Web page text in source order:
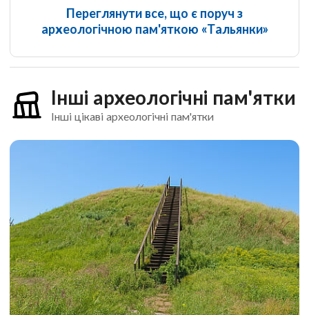
Переглянути все, що є поруч з
археологічною пам'яткою «Тальянки»
Інші археологічні пам'ятки
Інші цікаві археологічні пам'ятки